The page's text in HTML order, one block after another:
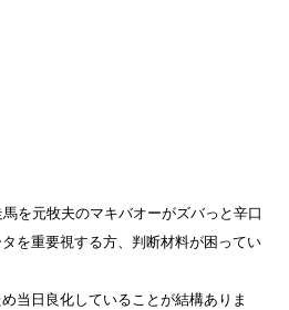
を元牧夫のマキバオーがズバっと辛口
を重要視する方、判断材料が困ってい
当日良化していることが結構ありま